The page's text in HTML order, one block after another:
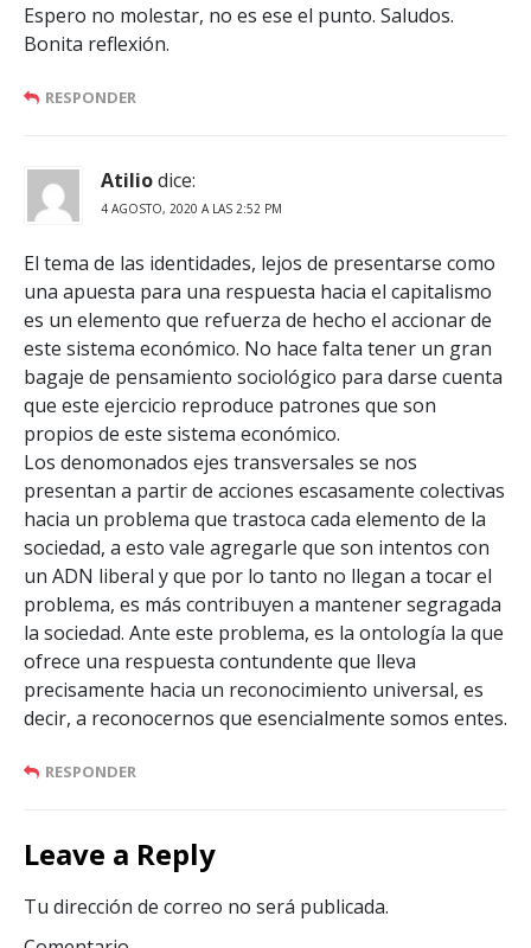
Espero no molestar, no es ese el punto. Saludos.
Bonita reflexión.
RESPONDER
Atiliodice:
4 AGOSTO, 2020 A LAS 2:52 PM
El tema de las identidades, lejos de presentarse como
una apuesta para una respuesta hacia el capitalismo
es un elemento que refuerza de hecho el accionar de
este sistema económico. No hace falta tener un gran
bagaje de pensamiento sociológico para darse cuenta
que este ejercicio reproduce patrones que son
propios de este sistema económico.
Los denomonados ejes transversales se nos
presentan a partir de acciones escasamente colectivas
hacia un problema que trastoca cada elemento de la
sociedad, a esto vale agregarle que son intentos con
un ADN liberal y que por lo tanto no llegan a tocar el
problema, es más contribuyen a mantener segragada
la sociedad. Ante este problema, es la ontología la que
ofrece una respuesta contundente que lleva
precisamente hacia un reconocimiento universal, es
decir, a reconocernos que esencialmente somos entes.
RESPONDER
Leave a Reply
Tu dirección de correo no será publicada.